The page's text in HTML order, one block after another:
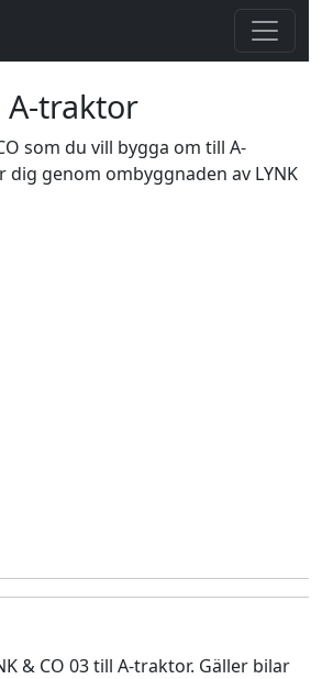
A-traktor
som du vill bygga om till A-
dig genom ombyggnaden av LYNK
& CO 03 till A-traktor. Gäller bilar